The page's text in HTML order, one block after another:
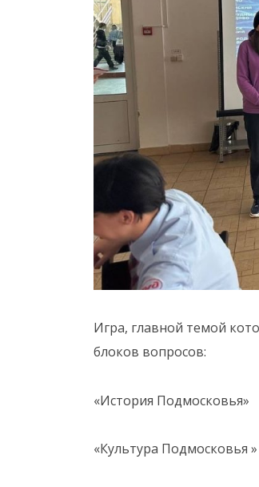
Игра, главной темой
блоков вопросов:
«История Подмосковья»
«Культура Подмосковья »